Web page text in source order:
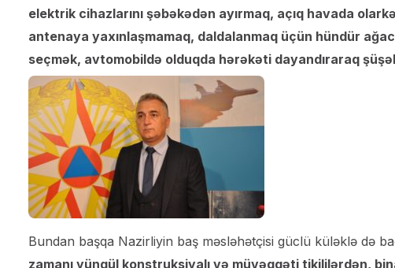
elektrik cihazlarını şəbəkədən ayırmaq, açıq havada
antenaya yaxınlaşmamaq, daldalanmaq üçün hündür
seçmək, avtomobildə olduqda hərəkəti dayandıraraq
Bundan başqa Nazirliyin baş məsləhətçisi güclü küləklə də
zamanı yüngül konstruksiyalı və müvəqqəti tikililərdən,